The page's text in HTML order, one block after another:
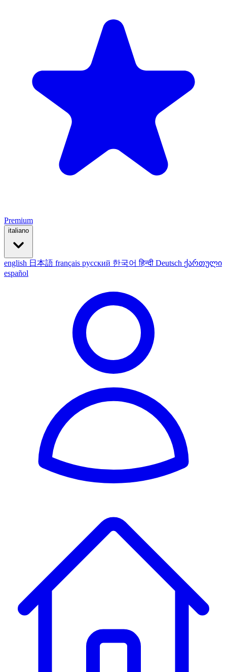
Premium
italiano
english 日本語 français русский 한국어हिन्दी Deutsch ქართული
español